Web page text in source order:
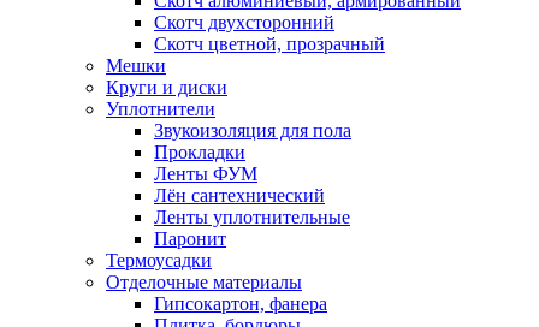
Скотч двухсторонний
Скотч цветной, прозрачный
Мешки
Круги и диски
Уплотнители
Звукоизоляция для пола
Прокладки
Ленты ФУМ
Лён сантехнический
Ленты уплотнительные
Паронит
Термоусадки
Отделочные материалы
Гипсокартон, фанера